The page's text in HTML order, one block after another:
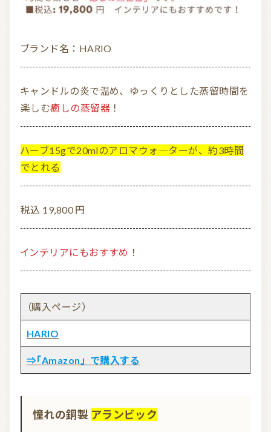
ブランド名：HARIO
キャンドルの炎で温め、ゆっくりとした蒸留時間を
楽しむ癒しの蒸留器 ！
ハーブ15gで20mlのアロマウォ―ターが、約3時間
でとれる
税込 19,800 円
インテリアにもおすすめ ！
（購入ページ）
HARIO
⇒「Amazon」で購入する
憧れの銅製 アランビック